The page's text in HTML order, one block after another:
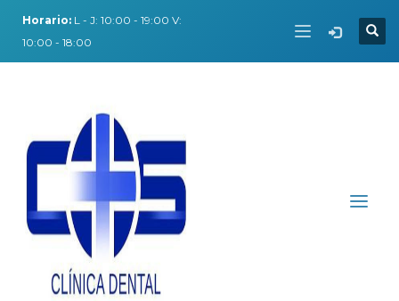
Horario: L - J: 10:00 - 19:00 V:
10:00 - 18:00